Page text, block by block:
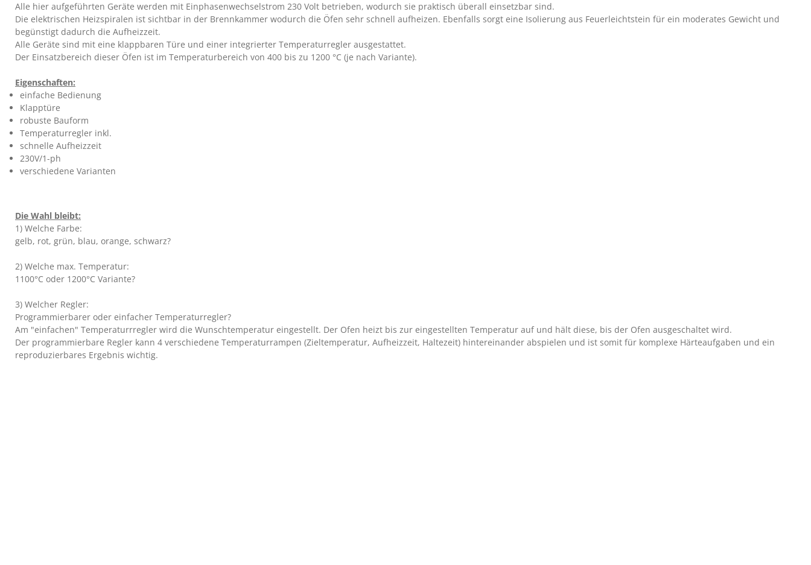
Alle hier aufgeführten Geräte werden mit Einphasenwechselstrom 230 Volt betrieben, wodurch sie praktisch überall einsetzbar sind.
Die elektrischen Heizspiralen ist sichtbar in der Brennkammer wodurch die Öfen sehr schnell aufheizen. Ebenfalls sorgt eine Isolierung aus Feuerleichtstein für ein moderates Gewicht und
begünstigt dadurch die Aufheizzeit.
Alle Geräte sind mit eine klappbaren Türe und einer integrierter Temperaturregler ausgestattet.
Der Einsatzbereich dieser Öfen ist im Temperaturbereich von 400 bis zu 1200 °C (je nach Variante).
Eigenschaften:
einfache Bedienung
Klapptüre
robuste Bauform
Temperaturregler inkl.
schnelle Aufheizzeit
230V/1-ph
verschiedene Varianten
Die Wahl bleibt:
1) Welche Farbe:
gelb, rot, grün, blau, orange, schwarz?
2) Welche max. Temperatur:
1100°C oder 1200°C Variante?
3) Welcher Regler:
Programmierbarer oder einfacher Temperaturregler?
Am "einfachen" Temperaturrregler wird die Wunschtemperatur eingestellt. Der Ofen heizt bis zur eingestellten Temperatur auf und hält diese, bis der Ofen ausgeschaltet wird.
Der programmierbare Regler kann 4 verschiedene Temperaturrampen (Zieltemperatur, Aufheizzeit, Haltezeit) hintereinander abspielen und ist somit für komplexe Härteaufgaben und ein
reproduzierbares Ergebnis wichtig.